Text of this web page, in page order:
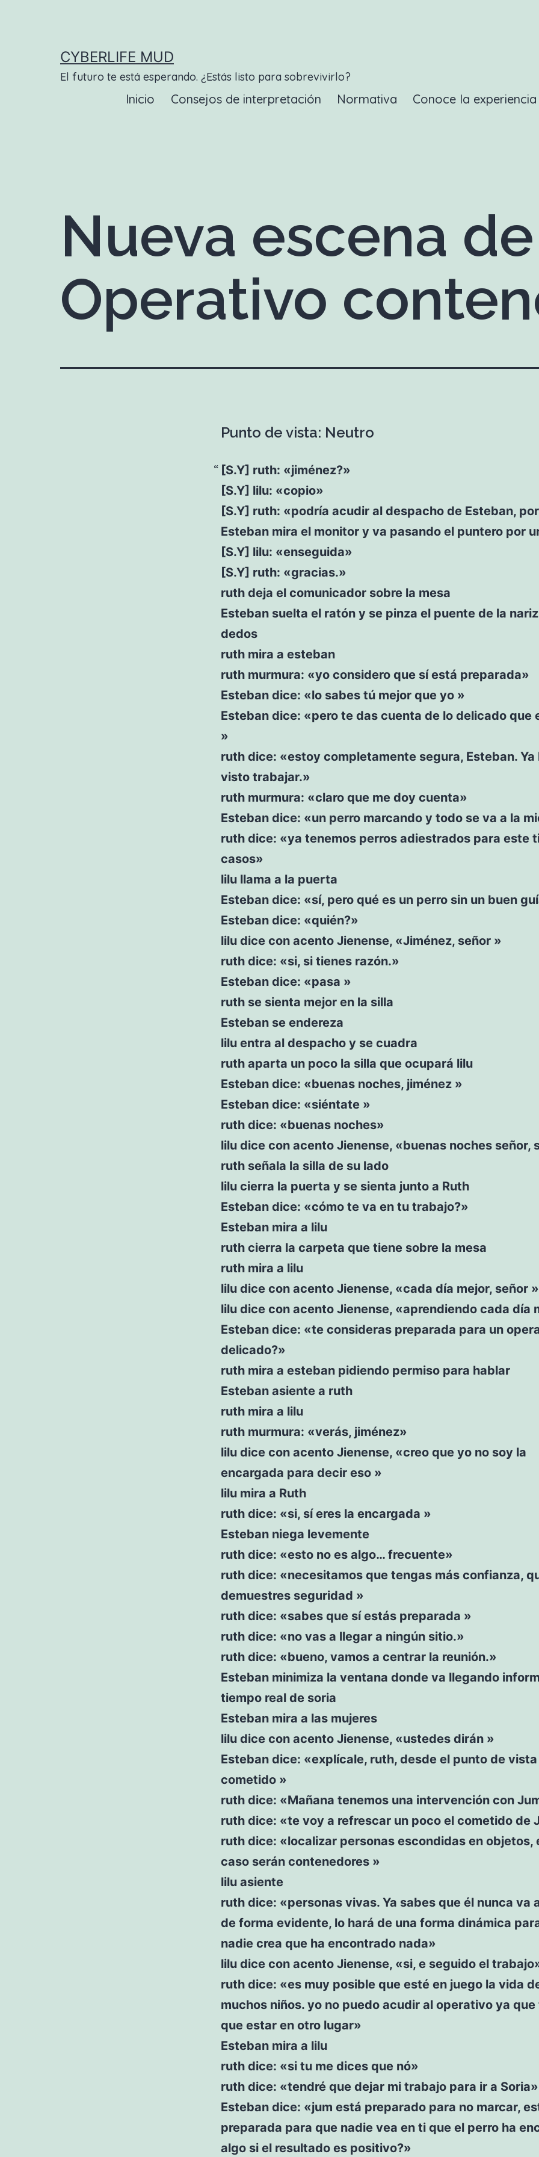
CYBERLIFE MUD
El futuro te está esperando. ¿Estás listo para sobrevivirlo?
Inicio Consejos de interpretación Normativa Conoce la
Nueva escena
Operativo
Punto de vista: Neutro
[S.Y] ruth: «jiménez?»
[S.Y] lilu: «copio»
[S.Y] ruth: «podría acudir al despacho de Esteban,
Esteban mira el monitor y va pasando el puntero por
[S.Y] lilu: «enseguida»
[S.Y] ruth: «gracias.»
ruth deja el comunicador sobre la mesa
Esteban suelta el ratón y se pinza el puente de la
dedos
ruth mira a esteban
ruth murmura: «yo considero que sí está preparada»
Esteban dice: «lo sabes tú mejor que yo »
Esteban dice: «pero te das cuenta de lo delicado que
»
ruth dice: «estoy completamente segura, Esteban. Ya
visto trabajar.»
ruth murmura: «claro que me doy cuenta»
Esteban dice: «un perro marcando y todo se va a la
ruth dice: «ya tenemos perros adiestrados para este
casos»
lilu llama a la puerta
Esteban dice: «sí, pero qué es un perro sin un buen
Esteban dice: «quién?»
lilu dice con acento Jienense, «Jiménez, señor »
ruth dice: «si, si tienes razón.»
Esteban dice: «pasa »
ruth se sienta mejor en la silla
Esteban se endereza
lilu entra al despacho y se cuadra
ruth aparta un poco la silla que ocupará lilu
Esteban dice: «buenas noches, jiménez »
Esteban dice: «siéntate »
ruth dice: «buenas noches»
lilu dice con acento Jienense, «buenas noches señor,
ruth señala la silla de su lado
lilu cierra la puerta y se sienta junto a Ruth
Esteban dice: «cómo te va en tu trabajo?»
Esteban mira a lilu
ruth cierra la carpeta que tiene sobre la mesa
ruth mira a lilu
lilu dice con acento Jienense, «cada día mejor, señor »
lilu dice con acento Jienense, «aprendiendo cada día
Esteban dice: «te consideras preparada para un
delicado?»
ruth mira a esteban pidiendo permiso para hablar
Esteban asiente a ruth
ruth mira a lilu
ruth murmura: «verás, jiménez»
lilu dice con acento Jienense, «creo que yo no soy la
encargada para decir eso »
lilu mira a Ruth
ruth dice: «si, sí eres la encargada »
Esteban niega levemente
ruth dice: «esto no es algo… frecuente»
ruth dice: «necesitamos que tengas más confianza,
demuestres seguridad »
ruth dice: «sabes que sí estás preparada »
ruth dice: «no vas a llegar a ningún sitio.»
ruth dice: «bueno, vamos a centrar la reunión.»
Esteban minimiza la ventana donde va llegando
tiempo real de soria
Esteban mira a las mujeres
lilu dice con acento Jienense, «ustedes dirán »
Esteban dice: «explícale, ruth, desde el punto de
cometido »
ruth dice: «Mañana tenemos una intervención con
ruth dice: «te voy a refrescar un poco el cometido de
ruth dice: «localizar personas escondidas en objetos,
caso serán contenedores »
lilu asiente
ruth dice: «personas vivas. Ya sabes que él nunca va
de forma evidente, lo hará de una forma dinámica
nadie crea que ha encontrado nada»
lilu dice con acento Jienense, «si, e seguido el
ruth dice: «es muy posible que esté en juego la vida
muchos niños. yo no puedo acudir al operativo ya
que estar en otro lugar»
Esteban mira a lilu
ruth dice: «si tu me dices que nó»
ruth dice: «tendré que dejar mi trabajo para ir a Soria»
Esteban dice: «jum está preparado para no marcar,
preparada para que nadie vea en ti que el perro ha
algo si el resultado es positivo?»